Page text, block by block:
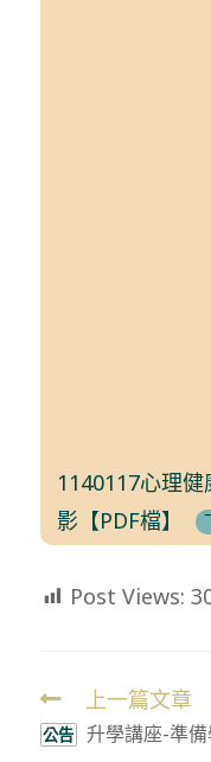
1140117心理
影【PDF檔】
Post Views:
Read
more
上一篇文章
公告 升學講座-準